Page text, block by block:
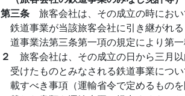
第三条 旅客会社は、その成立の時にお
鉄道事業が当該旅客会社に引き継がれ
道事業法第三条第一項の規定により第
２ 旅客会社は、その成立の日から三月
受けたものとみなされる鉄道事業につ
載すべき事項（運輸省令で定めるもの